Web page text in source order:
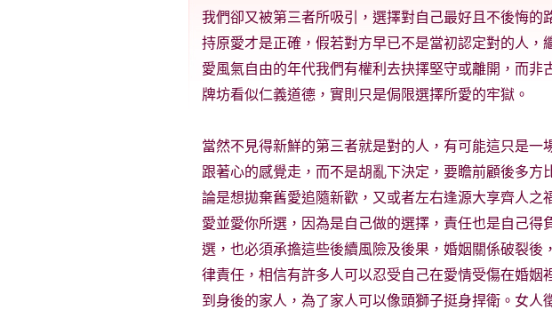
我們卻又被第三者所吸引，選擇對自己最好且不後悔的
持原愛才是正確，假若對方早已不是當初認定對的人，
愛風氣自由的年代我們有權利去抉擇堅守或離開，而非
牌坊看似仁義道德，實則只是侷限選擇所愛的牢獄。
當然不見得新鮮的第三者就是對的人，有可能這只是一
跟著心的感覺走，而不是胡亂下決定，要瞻前顧後多方
論是想拋棄舊愛追隨新歡，又或者左右逢源大享齊人之
愛並愛你所選，因為是自己做的選擇，責任也是自己得
選，也必須承擔這些後續風險及後果，婚姻關係破裂後
律責任，相信有許多人可以忍受自己在愛情受傷在婚姻
到身後的家人，為了家人可以像頭獅子挺身捍衛。女人